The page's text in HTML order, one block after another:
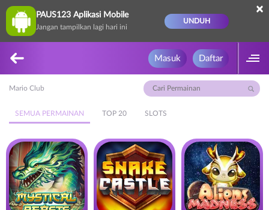
PAUS123 Aplikasi Mobile
Jangan tampilkan lagi hari ini
UNDUH
×
Masuk Daftar
Mario Club
SEMUA PERMAINAN TOP 20 SLOTS